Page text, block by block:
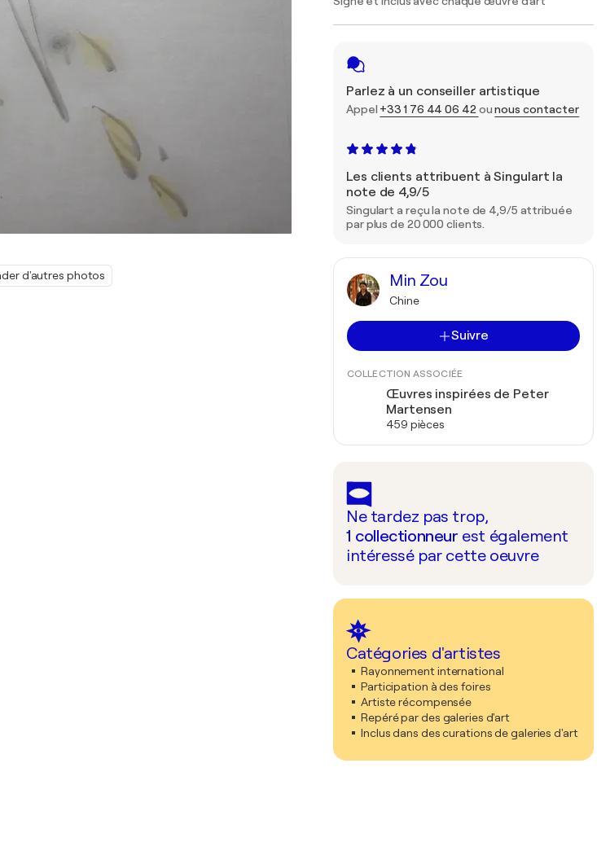
d'autres photos
Parlez à un conseiller artistique
Appel +33 1 76 44 06 42 ounous contacter
Les clients attribuent à Singulart la
note de 4,9/5
Singulart a reçu la note de 4,9/5 attribuée
par plus de 20 000 clients.
Min Zou
Chine
Suivre
COLLECTION ASSOCIÉE
Œuvres inspirées de Peter
Martensen
459 pièces
Ne tardez pas trop,
1 collectionneur est également
intéressé par cette oeuvre
Catégories d'artistes
Rayonnement international
Participation à des foires
Artiste récompensée
Repéré par des galeries d'art
Inclus dans des curations de galeries d'art